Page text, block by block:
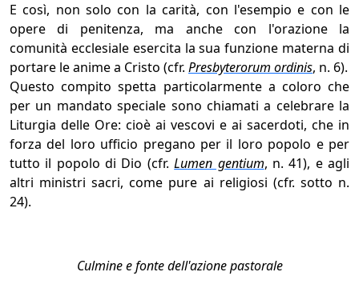
E così, non solo con la carità, con l'esempio e con le
opere di penitenza, ma anche con l'orazione la
comunità ecclesiale esercita la sua funzione materna di
portare le anime a Cristo (cfr. Presbyterorum ordinis, n. 6).
Questo compito spetta particolarmente a coloro che
per un mandato speciale sono chiamati a celebrare la
Liturgia delle Ore: cioè ai vescovi e ai sacerdoti, che in
forza del loro ufficio pregano per il loro popolo e per
tutto il popolo di Dio (cfr.Lumen gentium, n. 41), e agli
altri ministri sacri, come pure ai religiosi (cfr. sotto n.
24).
Culmine e fonte dell'azione pastorale